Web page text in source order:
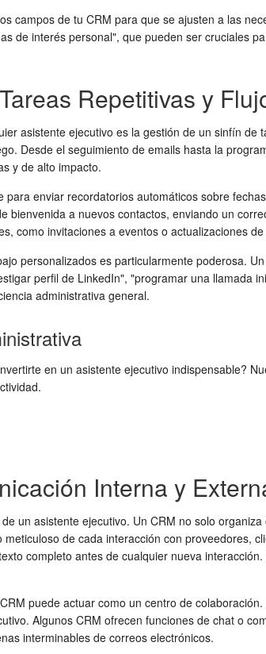
campos de tu CRM para que se ajusten a las
de interés personal", que pueden ser cruciales
Repetitivas y
asistente ejecutivo es la gestión de un sinfín
Desde el seguimiento de emails hasta la
y de alto impacto.
para enviar recordatorios automáticos sobre
bienvenida a nuevos contactos, enviando un
como invitaciones a eventos o actualizaciones
personalizados es particularmente poderosa.
perfil de LinkedIn", "programar una llamada
administrativa general.
en un asistente ejecutivo indispensable?
Interna y
un asistente ejecutivo. Un CRM no solo
de cada interacción con proveedores,
completo antes de cualquier nueva
puede actuar como un centro de
Algunos CRM ofrecen funciones de chat o
interminables de correos electrónicos.